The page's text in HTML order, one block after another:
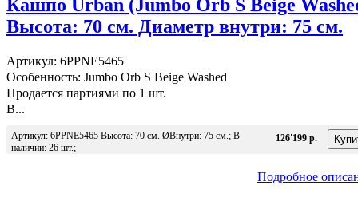
Кашпо Urban (Jumbo Orb S Beige
Высота: 70 см. Диаметр внутри: 75 см.
Артикул: 6PPNE5465
Особенность: Jumbo Orb S Beige Washed
Продается партиями по 1 шт.
В...
Артикул: 6PPNE5465 Высота: 70 см. ØВнутри: 75 см.; В
наличии: 26 шт.;
126'199 р.
Подробное